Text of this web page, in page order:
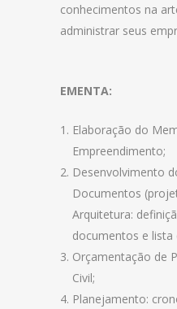
conhecimentos na
administrar seus
EMENTA:
Elaboração do
Empreendimento;
Desenvolvimento
Documentos
Arquitetura:
documentos e lista
Orçamentação de
Civil;
Planejamento: